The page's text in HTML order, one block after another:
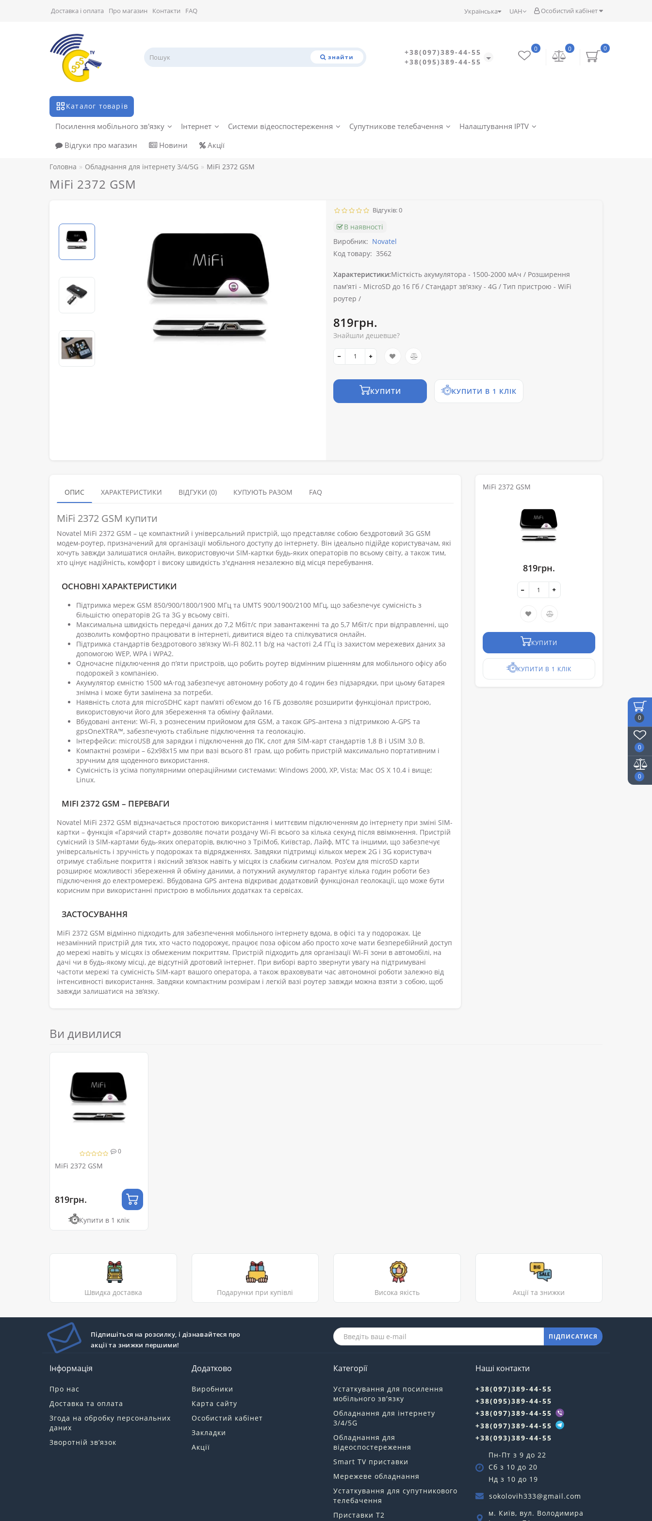
0
0
0
Особистий кабінет
UAH
Українська
Доставка і оплата Про магазин Контакти FAQ
знайти
+38(097)389-44-55
+38(095)389-44-55
0
0
0
Каталог товарів
Посилення мобільного зв'язку Інтернет Системи відеоспостереження Супутникове телебачення
Налаштування IPTV
Відгуки про магазин
Новини Акції
Головна Обладнання для інтернету 3/4/5G MiFi 2372 GSM
MiFi 2372 GSM
Відгуків: 0
В наявності
Виробник: Novatel
Код товару: 3562
Характеристики:Місткість акумулятора - 1500-2000 мАч / Розширення
пам'яті - MicroSD до 16 Гб / Стандарт зв'язку - 4G / Тип пристрою - WiFi
роутер /
819грн.
Знайшли дешевше?
КУПИТИ КУПИТИ В 1 КЛІК
ОПИС ХАРАКТЕРИСТИКИ ВІДГУКИ (0) КУПУЮТЬ РАЗОМ FAQ
MiFi 2372 GSM купити
Novatel MiFi 2372 GSM – це компактний і універсальний пристрій, що представляє собою бездротовий 3G GSM
модем-роутер, призначений для організації мобільного доступу до інтернету. Він ідеально підійде користувачам, які
хочуть завжди залишатися онлайн, використовуючи SIM-картки будь-яких операторів по всьому світу, а також тим,
хто цінує надійність, комфорт і високу швидкість з'єднання незалежно від місця перебування.
ОСНОВНІ ХАРАКТЕРИСТИКИ
Підтримка мереж GSM 850/900/1800/1900 МГц та UMTS 900/1900/2100 МГц, що забезпечує сумісність з
більшістю операторів 2G та 3G у всьому світі.
Максимальна швидкість передачі даних до 7,2 Мбіт/с при завантаженні та до 5,7 Мбіт/с при відправленні, що
дозволить комфортно працювати в інтернеті, дивитися відео та спілкуватися онлайн.
Підтримка стандартів бездротового зв’язку Wi-Fi 802.11 b/g на частоті 2,4 ГГц із захистом мережевих даних за
допомогою WEP, WPA і WPA2.
Одночасне підключення до п’яти пристроїв, що робить роутер відмінним рішенням для мобільного офісу або
подорожей з компанією.
Акумулятор ємністю 1500 мА·год забезпечує автономну роботу до 4 годин без підзарядки, при цьому батарея
знімна і може бути замінена за потреби.
Наявність слота для microSDHC карт пам’яті об’ємом до 16 ГБ дозволяє розширити функціонал пристрою,
використовуючи його для збереження та обміну файлами.
Вбудовані антени: Wi-Fi, з рознесеним прийомом для GSM, а також GPS-антена з підтримкою A-GPS та
gpsOneXTRA™, забезпечують стабільне підключення та геолокацію.
Інтерфейси: microUSB для зарядки і підключення до ПК, слот для SIM-карт стандартів 1,8 В і USIM 3,0 В.
Компактні розміри – 62х98х15 мм при вазі всього 81 грам, що робить пристрій максимально портативним і
зручним для щоденного використання.
Сумісність із усіма популярними операційними системами: Windows 2000, XP, Vista; Mac OS X 10.4 і вище;
Linux.
MIFI 2372 GSM – ПЕРЕВАГИ
Novatel MiFi 2372 GSM відзначається простотою використання і миттєвим підключенням до інтернету при зміні SIM-
картки – функція «Гарячий старт» дозволяє почати роздачу Wi-Fi всього за кілька секунд після ввімкнення. Пристрій
сумісний із SIM-картами будь-яких операторів, включно з ТріМоб, Київстар, Лайф, МТС та іншими, що забезпечує
універсальність і зручність у подорожах та відрядженнях. Завдяки підтримці кількох мереж 2G і 3G користувач
отримує стабільне покриття і якісний зв’язок навіть у місцях із слабким сигналом. Роз’єм для microSD карти
розширює можливості збереження й обміну даними, а потужний акумулятор гарантує кілька годин роботи без
підключення до електромережі. Вбудована GPS антена відкриває додатковий функціонал геолокації, що може бути
корисним при використанні пристрою в мобільних додатках та сервісах.
ЗАСТОСУВАННЯ
MiFi 2372 GSM відмінно підходить для забезпечення мобільного інтернету вдома, в офісі та у подорожах. Це
незамінний пристрій для тих, хто часто подорожує, працює поза офісом або просто хоче мати безперебійний доступ
до мережі навіть у місцях із обмеженим покриттям. Пристрій підходить для організації Wi-Fi зони в автомобілі, на
дачі чи в будь-якому місці, де відсутній дротовий інтернет. При виборі варто звернути увагу на підтримувані
частоти мережі та сумісність SIM-карт вашого оператора, а також враховувати час автономної роботи залежно від
інтенсивності використання. Завдяки компактним розмірам і легкій вазі роутер завжди можна взяти з собою, щоб
завжди залишатися на зв’язку.
MiFi 2372 GSM
819грн.
КУПИТИ
КУПИТИ В 1 КЛІК
Ви дивилися
0
MiFi 2372 GSM
819грн.
Купити в 1 клік
Швидка доставка Подарунки при купівлі Висока якість Акції та знижки
Підпишіться на розсилку, і дізнавайтеся про
акції та знижки першими!
ПІДПИСАТИСЯ
Інформація
Про нас
Доставка та оплата
Згода на обробку персональних
даних
Зворотній зв’язок
Додатково
Виробники
Карта сайту
Особистий кабінет
Закладки
Акції
Категорії
Устаткування для посилення
мобільного зв'язку
Обладнання для інтернету
3/4/5G
Обладнання для
відеоспостереження
Smart TV приставки
Мережеве обладнання
Устаткування для супутникового
телебачення
Приставки Т2
Наші контакти
+38(097)389-44-55
+38(095)389-44-55
+38(097)389-44-55
+38(097)389-44-55
+38(093)389-44-55
Пн-Пт з 9 до 22
Сб з 10 до 20
Нд з 10 до 19
sokolovih333@gmail.com
м. Київ, вул. Володимира